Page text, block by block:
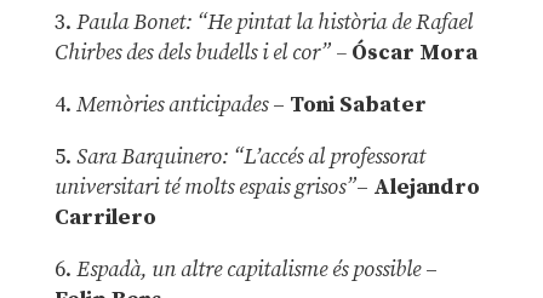
3. Paula Bonet: “He pintat la història de Rafael
Chirbes des dels budells i el cor” –Óscar Mora
4. Memòries anticipades– Toni Sabater
5. Sara Barquinero: “L’accés al professorat
universitari té molts espais grisos”– Alejandro
Carrilero
6. Espadà, un altre capitalisme és possible –